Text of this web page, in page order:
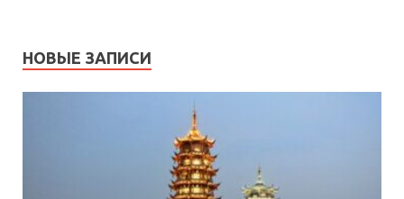
НОВЫЕ ЗАПИСИ